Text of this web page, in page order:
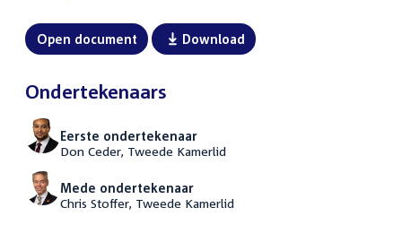
Open document Download
Ondertekenaars
Eerste ondertekenaar
Don Ceder, Tweede Kamerlid
Mede ondertekenaar
Chris Stoffer, Tweede Kamerlid